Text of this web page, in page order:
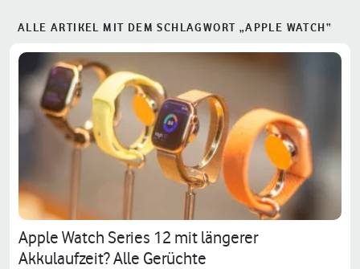
ALLE ARTIKEL MIT DEM SCHLAGWORT „APPLE WATCH“
Apple Watch Series 12 mit längerer
Akkulaufzeit? Alle Gerüchte